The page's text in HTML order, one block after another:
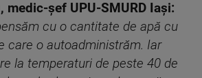
medic-șef UPU-SMURD Iași:
cu o cantitate de apă cu
care o autoadministrăm. Iar
la temperaturi de peste 40 de